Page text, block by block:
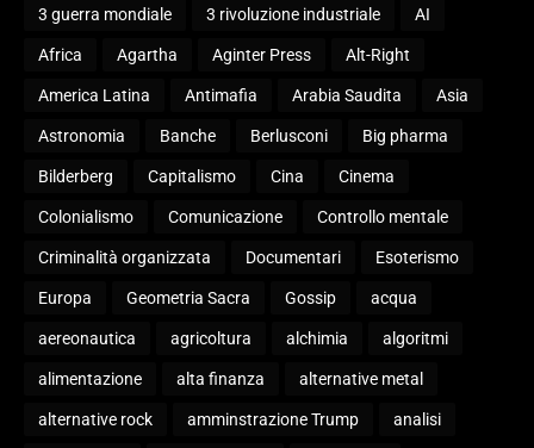
3 guerra mondiale 3 rivoluzione industriale AI
Africa Agartha Aginter Press Alt-Right
America Latina Antimafia Arabia Saudita Asia
Astronomia Banche Berlusconi Big pharma
Bilderberg Capitalismo Cina Cinema
Colonialismo Comunicazione Controllo mentale
Criminalità organizzata Documentari Esoterismo
Europa Geometria Sacra Gossip acqua
aereonautica agricoltura alchimia algoritmi
alimentazione alta finanza alternative metal
alternative rock amminstrazione Trump analisi